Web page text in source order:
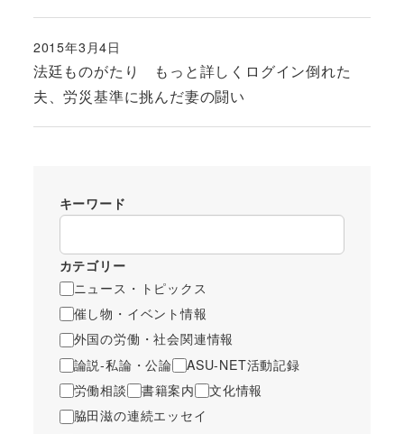
法廷ものがたり もっと詳しくログイン倒れた
夫、労災基準に挑んだ妻の闘い
投稿日
2015年3月4日
キーワード
カテゴリー
ニュース・トピックス
催し物・イベント情報
外国の労働・社会関連情報
論説-私論・公論
ASU-NET活動記録
労働相談
書籍案内
文化情報
脇田滋の連続エッセイ